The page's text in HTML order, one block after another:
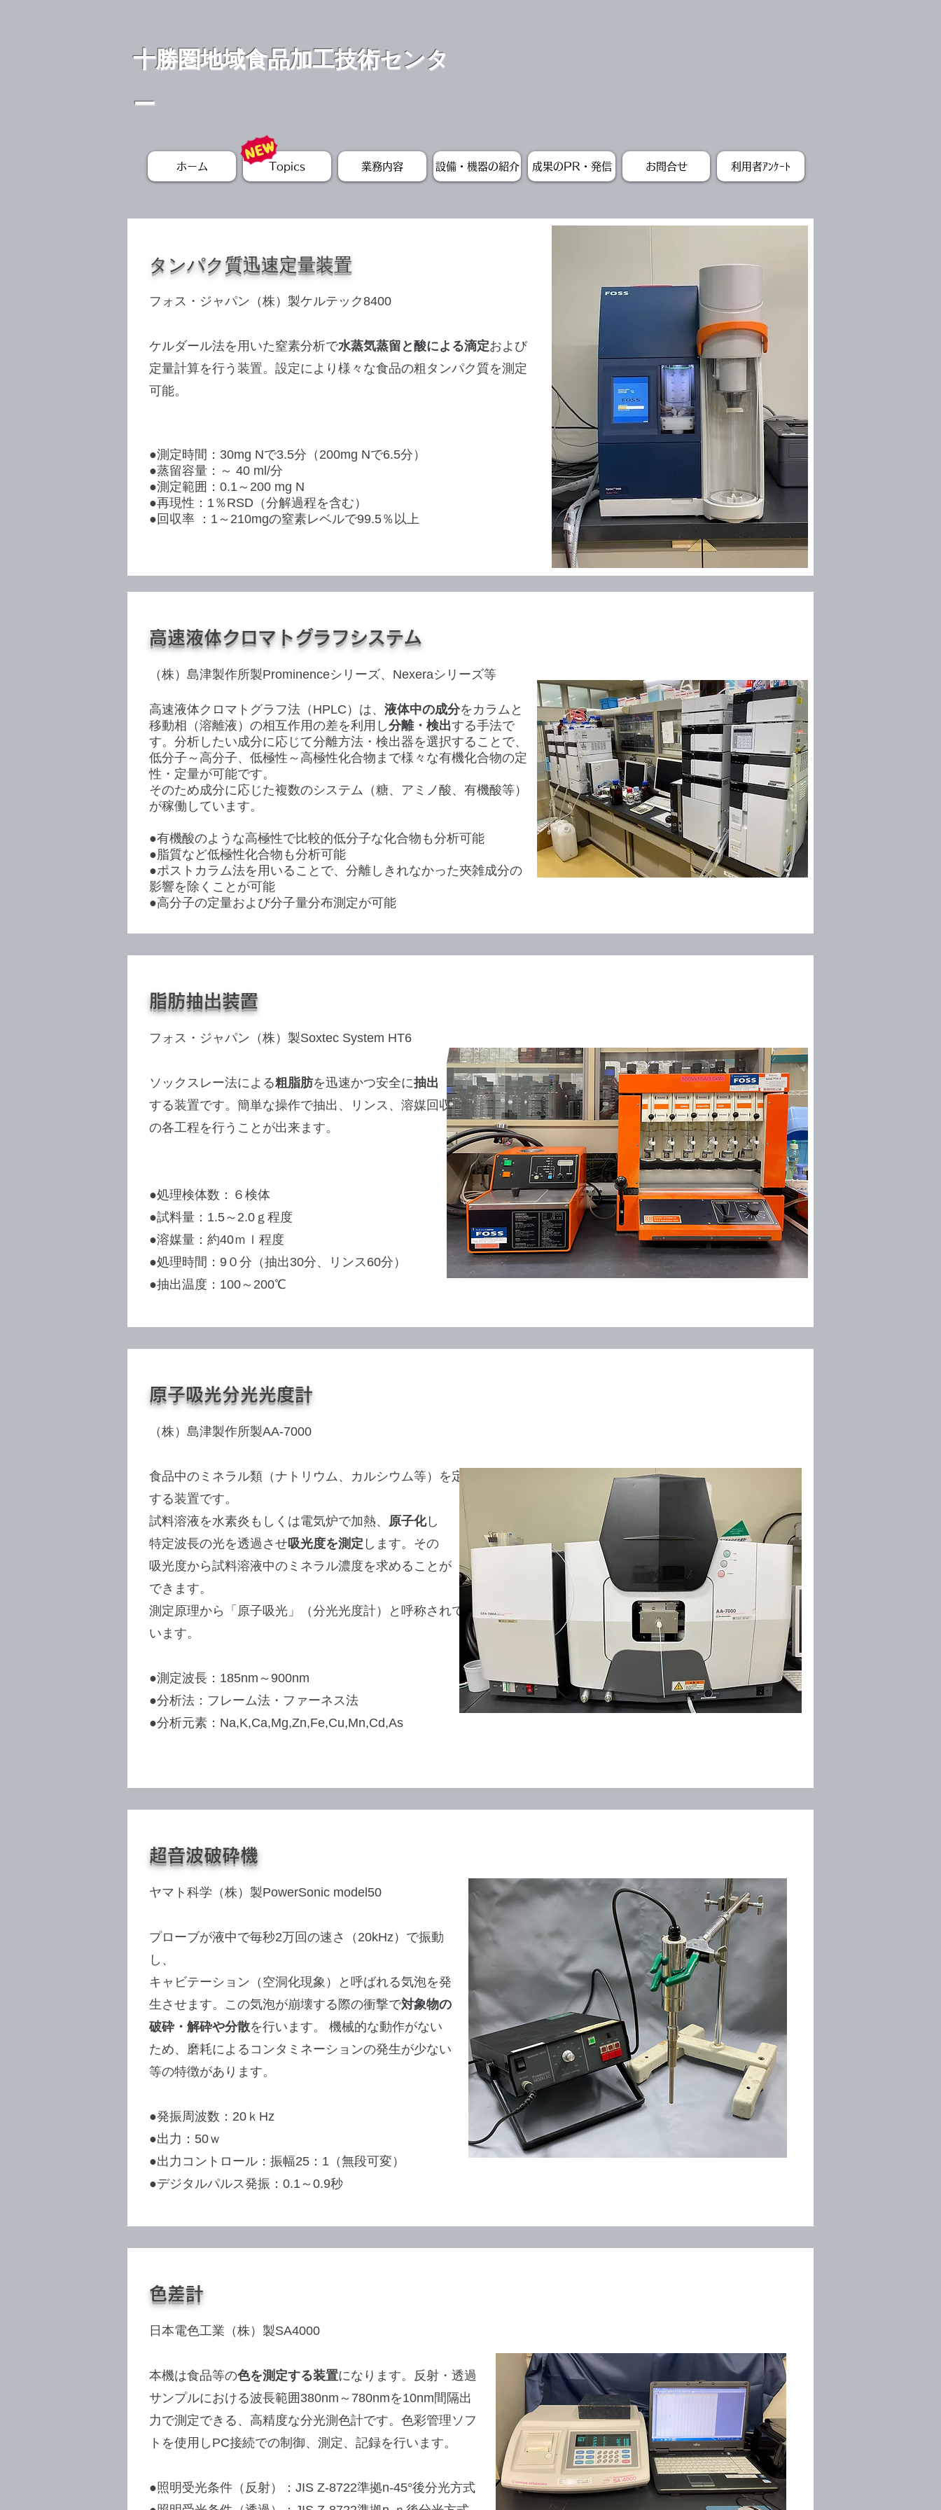
十勝圏地域食品加工技術センタ
ー
ホーム Topics 業務内容 設備・機器の紹介 成果のPR・発信 お問合せ 利用者ｱﾝｹｰﾄ
タンパク質迅速定量装置
フォス・ジャパン（株）製ケルテック8400
ケルダール法を用いた窒素分析で水蒸気蒸留と酸による滴定および
定量計算を行う装置。設定により様々な食品の粗タンパク質を測定
可能。
●測定時間：30mg Nで3.5分（200mg Nで6.5分）
●蒸留容量：～ 40 ml/分
●測定範囲：0.1～200 mg N
●再現性：1％RSD（分解過程を含む）
●回収率 ：1～210mgの窒素レベルで99.5％以上
高速液体クロマトグラフシステム
（株）島津製作所製Prominenceシリーズ、Nexeraシリーズ等
高速液体クロマトグラフ法（HPLC）は、 液体中の成分をカラムと
移動相（溶離液）の相互作用の差を利用し分離・検出する手法で
す。分析したい成分に応じて分離方法・検出器を選択することで、
低分子～高分子、低極性～高極性化合物まで様々な有機化合物の定
性・定量が可能です。
​そのため成分に応じた複数のシステム（糖、アミノ酸、有機酸等）
が稼働しています。
●有機酸のような高極性で比較的低分子な化合物も分析可能
●脂質など低極性化合物も分析可能
●ポストカラム法を用いることで、分離しきれなかった夾雑成分の
影響を除くことが可能
●高分子の定量および分子量分布測定が可能
脂肪抽出装置
フォス・ジャパン（株）製Soxtec System HT6
ソックスレー法による粗脂肪を迅速かつ安全に抽出
する装置です。簡単な操作で抽出、リンス、溶媒回収
の各工程を行うことが出来ます。
●処理検体数：６ 検体
●試料量：1.5～2.0ｇ程度
●溶媒量：約40ｍｌ程度
●処理時間：9０分（抽出30分、リンス60分）
●抽出温度：100～200℃
原子吸光分光光度計
（株）島津製作所製AA-7000
食品中のミネラル類（ナトリウム、カルシウム等）を定量
する装置です。
試料溶液を水素炎もしくは電気炉で加熱、 原子化し
特定波長の光を透過させ吸光度を測定 します。その
吸光度から試料溶液中のミネラル濃度を求めることが
できます。
測定原理から「原子吸光」（分光光度計）と呼称されて
います。
●測定波長：185nm～900nm
●分析法：フレーム法・ファーネス法
●分析元素：Na,K,Ca,Mg,Zn,Fe,Cu,Mn,Cd,As
超音波破砕機
ヤマト科学（株）製PowerSonic model50
プローブが液中で毎秒2万回の速さ（20kHz）で振動
し、
キャビテーション（空洞化現象）と呼ばれる気泡を発
生させます。この気泡が崩壊する際の衝撃で対象物の
破砕・解砕や分散を行います。 機械的な動作がない
ため、磨耗によるコンタミネーションの発生が少ない
等の特徴があります。
●発振周波数：20ｋHz
●出力：50ｗ
●出力コントロール：振幅25：1（無段可変）
●デジタルパルス発振：0.1～0.9秒
色差計
日本電色工業（株）製SA4000
本機は食品等の色を測定する装置になります。反射・透過
サンプルにおける波長範囲380nm～780nmを10nm間隔出
力で測定できる、高精度な分光測色計です。色彩管理ソフ
トを使用しPC接続での制御、測定、記録を行います。
●照明受光条件（反射）：JIS Z-8722準拠n-45°後分光方式